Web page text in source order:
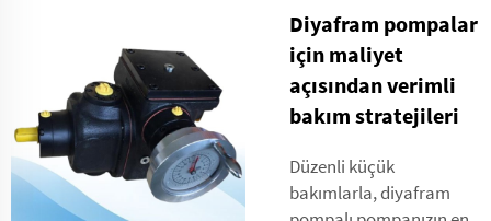
Diyafram pompalar
için maliyet
açısından verimli
bakım stratejileri
Düzenli küçük
bakımlarla, diyafram